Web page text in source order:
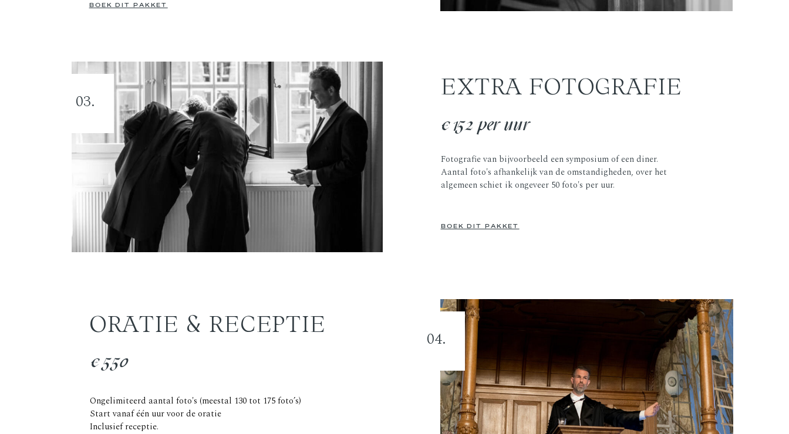
BOEK DIT PAKKET
EXTRA FOTOGRAFIE
03.
€152 per uur
Fotografie van bijvoorbeeld een symposium of een diner.
Aantal foto's afhankelijk van de omstandigheden, over het
algemeen schiet ik ongeveer 50 foto's per uur.
BOEK DIT PAKKET
ORATIE & RECEPTIE
04.
€550
Ongelimiteerd aantal foto's (meestal 130 tot 175 foto’s)
Start vanaf één uur voor de oratie
Inclusief receptie.